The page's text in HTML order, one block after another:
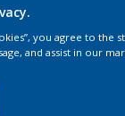
you agree to
and assist in our